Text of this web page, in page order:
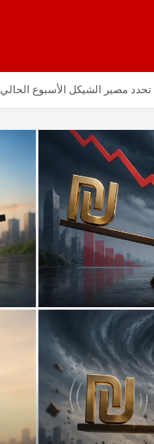
تحدد مصير الشيكل الأسبوع الحالي